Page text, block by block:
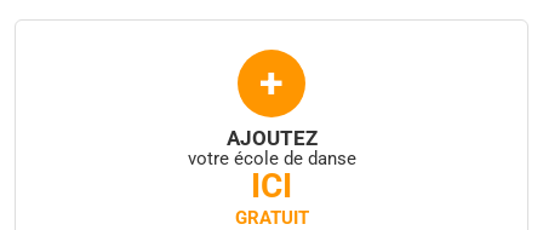
+
AJOUTEZ
votre école de danse
ICI
GRATUIT